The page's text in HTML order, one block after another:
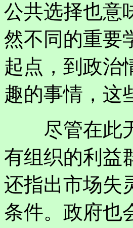
公共选择也意
然不同的重要
起点，到政治
趣的事情，这
尽管在此无
有组织的利益
还指出市场失
条件。政府也